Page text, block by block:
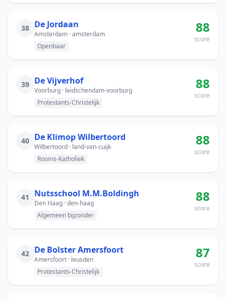
38 De Jordaan
Amsterdam · amsterdam
Openbaar
88
score
39 De Vijverhof
Voorburg · leidschendam-voorburg
Protestants-Christelijk
88
score
40 De Klimop Wilbertoord
Wilbertoord · land-van-cuijk
Rooms-Katholiek
88
score
41 Nutsschool M.M.Boldingh
Den Haag · den-haag
Algemeen bijzonder
88
score
42 De Bolster Amersfoort
Amersfoort · leusden
Protestants-Christelijk
87
score